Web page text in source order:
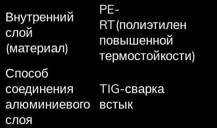
Внутренний
слой
(материал)
PE-
RT(полиэтилен
повышенной
термостойкости)
Способ
соединения
алюминиевого
слоя
TIG-сварка
встык